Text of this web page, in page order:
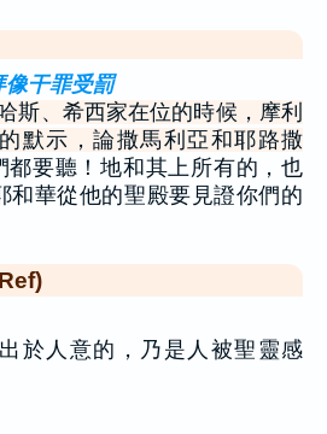
像干罪受罰
斯、希西家在位的時候，摩利
默示，論撒馬利亞和耶路撒
都要聽！地和其上所有的，也
和華從他的聖殿要見證你們的
於人意的，乃是人被聖靈感